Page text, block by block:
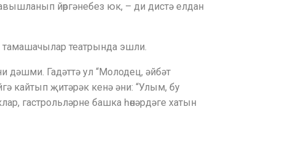
йөргәнебез юк, – ди дистә елдан
тамашачылар театрында эшли.
дәшми. Гадәттә ул “Молодец, әйбәт
кайтып җитәрәк кенә әни: “Улым, бу
гастрольләрне башка һөнәрдәге хатын